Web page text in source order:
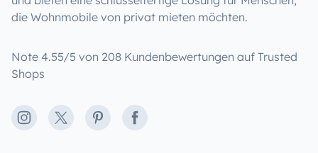
die Wohnmobile von privat mieten möchten.
Note 4.55/5 von 208 Kundenbewertungen auf Trusted
Shops
Instagram
X PinterestFacebook